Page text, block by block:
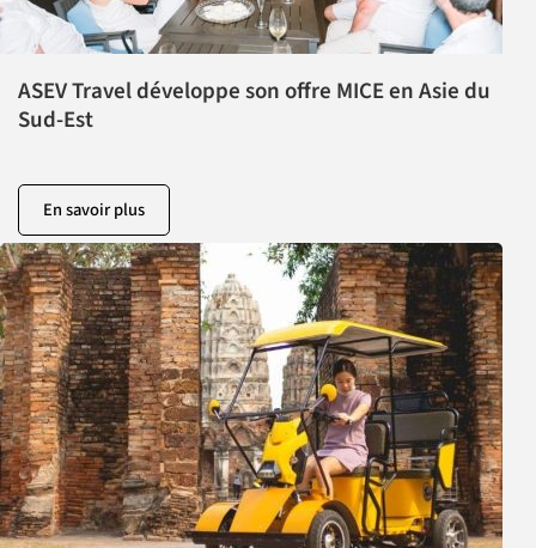
ASEV Travel développe son offre MICE en Asie du
Sud-Est
En savoir plus